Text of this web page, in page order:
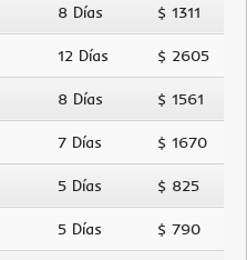
8 Días $ 1311
12 Días $ 2605
8 Días $ 1561
7 Días $ 1670
5 Días $ 825
5 Días $ 790